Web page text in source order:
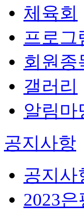
체육회
프로그
회원종
갤러리
알림마
공지사항
공지사
2023